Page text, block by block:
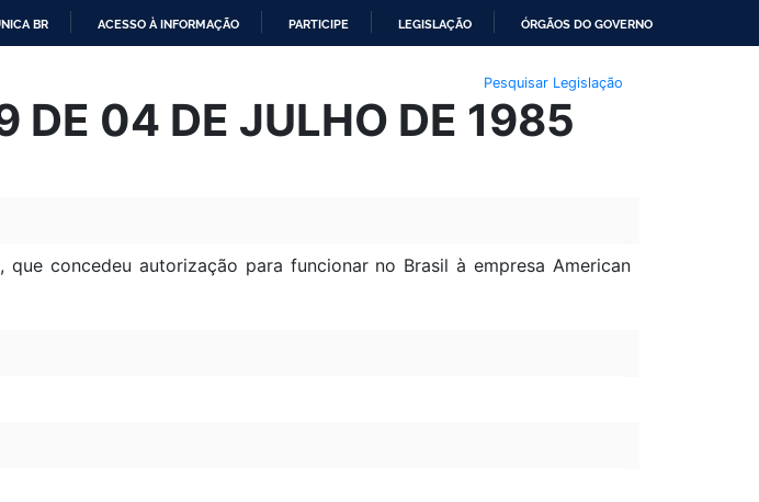
CONTEÚDO
BR ACESSO À INFORMAÇÃO PARTICIPE LEGISLAÇÃO ÓRGÃOS DO GOVERNO
Pesquisar Legislação
DE 04 DE JULHO DE 1985
concedeu autorização para funcionar no Brasil à empresa American